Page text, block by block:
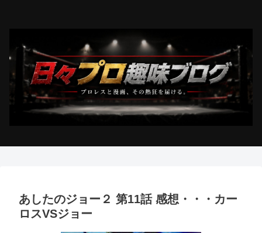
あしたのジョー２ 第11話 感想・・・カー
ロスVSジョー